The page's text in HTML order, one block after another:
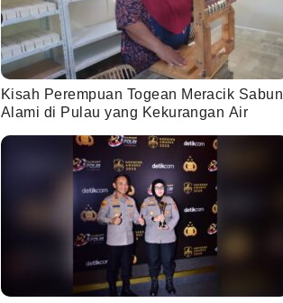
Kisah Perempuan Togean Meracik Sabun
Alami di Pulau yang Kekurangan Air